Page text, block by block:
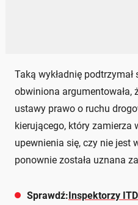
Taką wykładnię
obwiniona argumentowała,
ustawy prawo o ruchu
kierującego, który zamierza
upewnienia się, czy nie jest
ponownie została uznana
Sprawdź:Inspektorzy